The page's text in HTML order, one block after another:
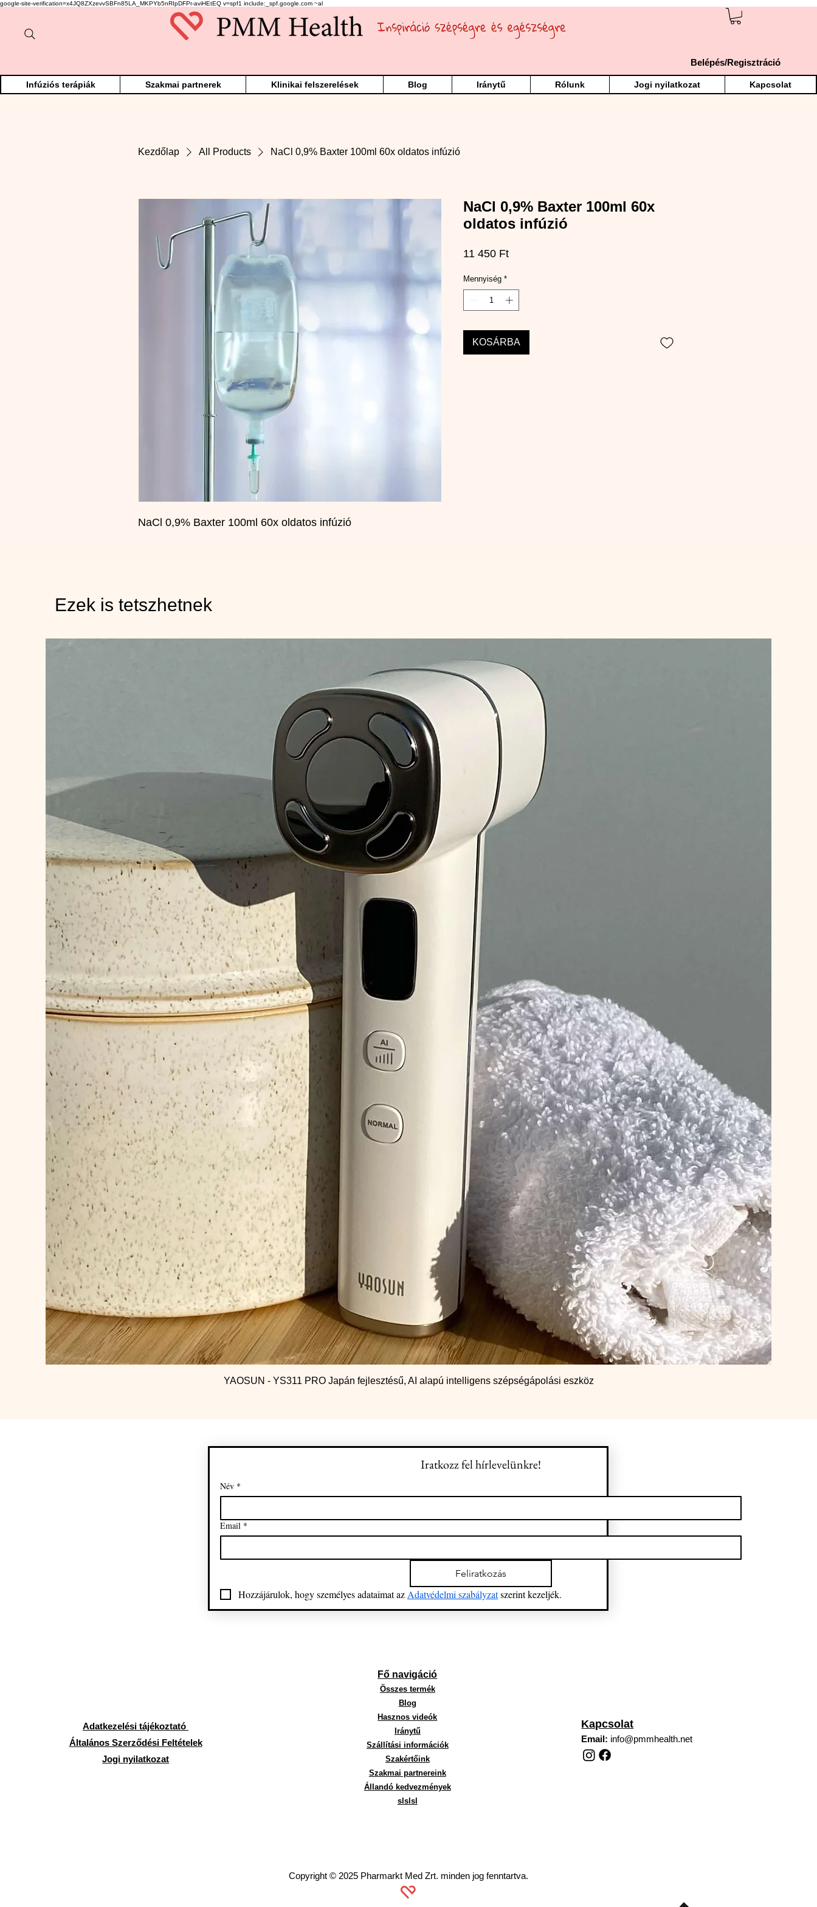
google-site-verification=x4JQ8ZXzevvSBFn85LA_MKPYb5nRIpDFPr-aviHEtEQ v=spf1 include:_spf.google.com ~al
Belépés/Regisztráció
Infúziós terápiák Szakmai partnerek Klinikai felszerelések Blog Iránytű Rólunk Jogi nyilatkozat Kapcsolat
Kezdőlap All Products NaCl 0,9% Baxter 100ml 60x oldatos infúzió
NaCl 0,9% Baxter 100ml 60x oldatos infúzió
NaCl 0,9% Baxter 100ml 60x
oldatos infúzió
11 450 FtÁr
Mennyiség *
KOSÁRBA
Ezek is tetszhetnek
YAOSUN - YS311 PRO Japán fejlesztésű, AI alapú intelligens szépségápolási eszköz
Iratkozz fel hírlevelünkre!
Név *
Email *
Feliratkozás
Hozzájárulok, hogy személyes adataimat az Adatvédelmi szabályzat szerint kezeljék.
Adatkezelési tájékoztató
Általános Szerződési Feltételek
Jogi nyilatkozat
Fő navigáció
Összes termék
Blog
Hasznos videók
Iránytű
Szállítási információk
Szakértőink
Szakmai partnereink
Állandó kedvezmények
slslsl
Kapcsolat
Email: info@pmmhealth.net
Copyright © 2025 Pharmarkt Med Zrt. minden jog fenntartva.